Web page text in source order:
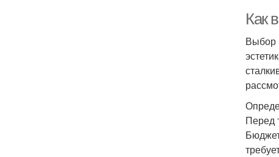
Как
Выбор
Перед